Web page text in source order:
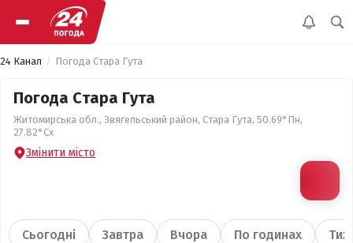
24 Канал Погода Стара Гута
Погода Стара Гута
Житомирська обл., Звягельський район, Стара Гута, 50.69°Пн,
27.82°Сх
Змінити місто
Сьогодні Завтра Вчора По годинах